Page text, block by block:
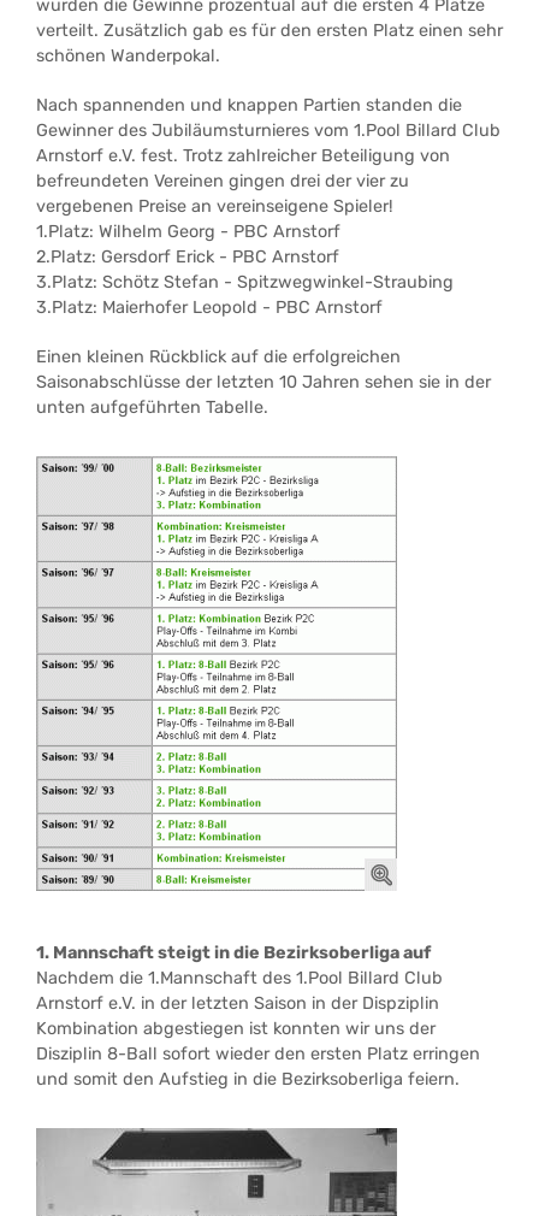
wurden die Gewinne prozentual auf die ersten 4 Plätze
verteilt. Zusätzlich gab es für den ersten Platz einen sehr
schönen Wanderpokal.
Nach spannenden und knappen Partien standen die
Gewinner des Jubiläumsturnieres vom 1.Pool Billard Club
Arnstorf e.V. fest. Trotz zahlreicher Beteiligung von
befreundeten Vereinen gingen drei der vier zu
vergebenen Preise an vereinseigene Spieler!
1.Platz: Wilhelm Georg - PBC Arnstorf
2.Platz: Gersdorf Erick - PBC Arnstorf
3.Platz: Schötz Stefan - Spitzwegwinkel-Straubing
3.Platz: Maierhofer Leopold - PBC Arnstorf
Einen kleinen Rückblick auf die erfolgreichen
Saisonabschlüsse der letzten 10 Jahren sehen sie in der
unten aufgeführten Tabelle.
1. Mannschaft steigt in die Bezirksoberliga auf
Nachdem die 1.Mannschaft des 1.Pool Billard Club
Arnstorf e.V. in der letzten Saison in der Dispziplin
Kombination abgestiegen ist konnten wir uns der
Disziplin 8-Ball sofort wieder den ersten Platz erringen
und somit den Aufstieg in die Bezirksoberliga feiern.